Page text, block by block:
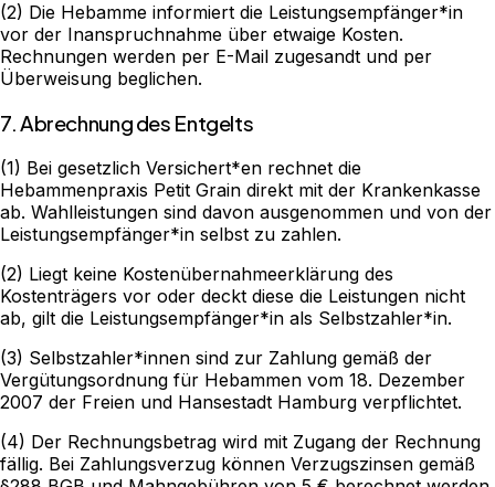
(2) Die Hebamme informiert die Leistungsempfänger*in
vor der Inanspruchnahme über etwaige Kosten.
Rechnungen werden per E-Mail zugesandt und per
Überweisung beglichen.
7. Abrechnung des Entgelts
(1) Bei gesetzlich Versichert*en rechnet die
Hebammenpraxis Petit Grain direkt mit der Krankenkasse
ab. Wahlleistungen sind davon ausgenommen und von der
Leistungsempfänger*in selbst zu zahlen.
(2) Liegt keine Kostenübernahmeerklärung des
Kostenträgers vor oder deckt diese die Leistungen nicht
ab, gilt die Leistungsempfänger*in als Selbstzahler*in.
(3) Selbstzahler*innen sind zur Zahlung gemäß der
Vergütungsordnung für Hebammen vom 18. Dezember
2007 der Freien und Hansestadt Hamburg verpflichtet.
(4) Der Rechnungsbetrag wird mit Zugang der Rechnung
fällig. Bei Zahlungsverzug können Verzugszinsen gemäß